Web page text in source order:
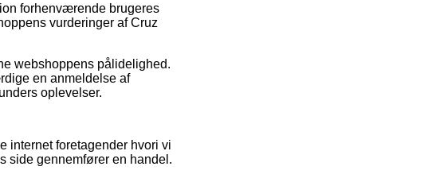
forhenværende brugeres
vurderinger af Cruz
webshoppens pålidelighed.
en anmeldelse af
oplevelser.
internet foretagender hvori vi
side gennemfører en handel.